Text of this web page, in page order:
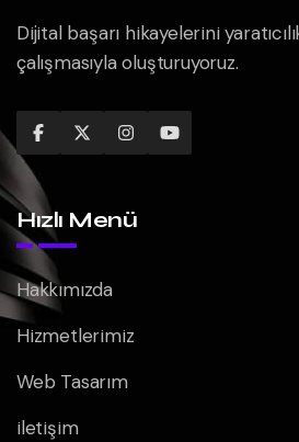
Dijital başarı hikayelerini
çalışmasıyla oluşturuyoruz.
Hızlı Menü
Hakkımızda
Hizmetlerimiz
Web Tasarım
iletişim